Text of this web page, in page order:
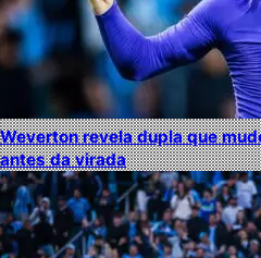
Weverton revela dupla que
antes da virada